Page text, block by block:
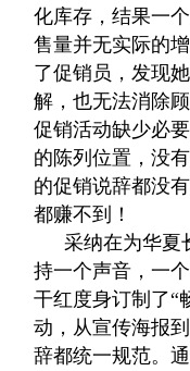
化库存，结果一
售量并无实际的
了促销员，发现
解，也无法消除
促销活动缺少必
的陈列位置，没
的促销说辞都没
都赚不到！
采纳在为华夏
持一个声音，一
干红度身订制了“
动，从宣传海报
辞都统一规范。